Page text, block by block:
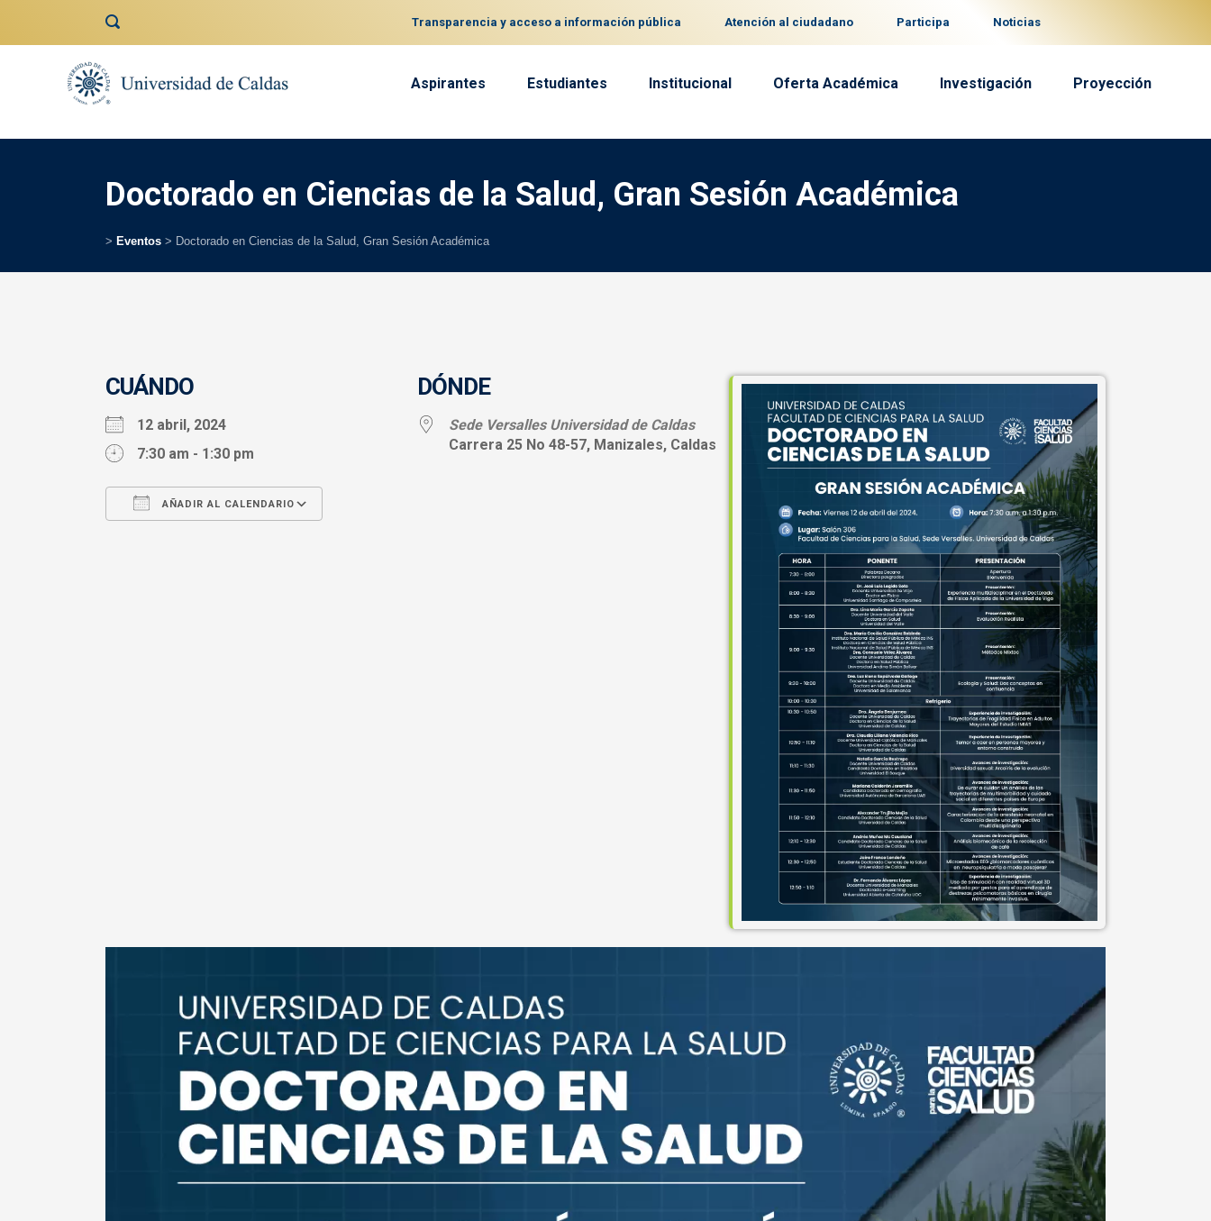
Transparencia y acceso a información pública Atención al ciudadano Participa Noticias
Aspirantes Estudiantes Institucional Oferta Académica Investigación Proyección
> Eventos > Doctorado en Ciencias de la Salud, Gran Sesión Académica
Doctorado en Ciencias de la Salud, Gran Sesión Académica
CUÁNDO
12 abril, 2024
7:30 am - 1:30 pm
AÑADIR AL CALENDARIO
DÓNDE
Sede Versalles Universidad de Caldas
Carrera 25 No 48-57, Manizales, Caldas